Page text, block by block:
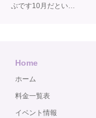
ぶです 10月だとい…
Home
ホーム
料金一覧表
イベント情報